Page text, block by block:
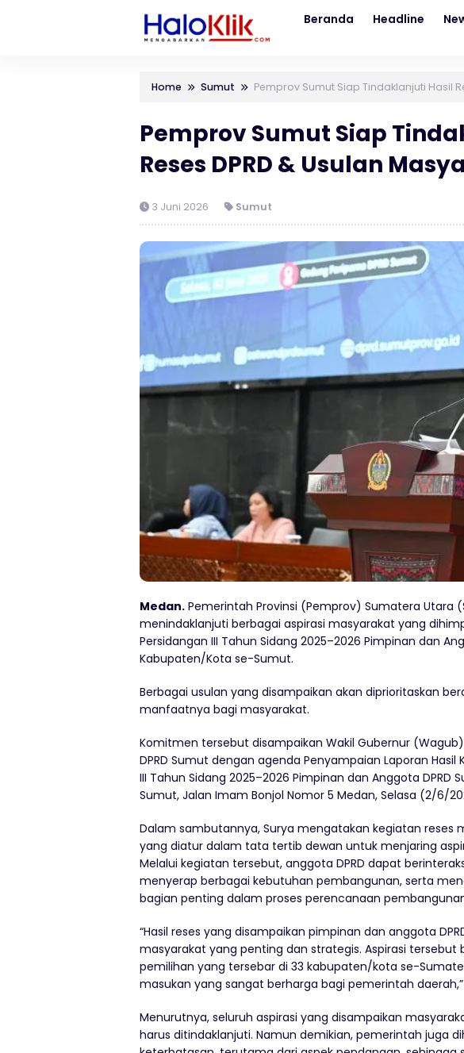
Beranda Headline
Home Sumut Pemprov Sumut Siap Tindaklanjuti Hasil
Pemprov Sumut Siap
Reses DPRD & Usulan
3 Juni 2026 Sumut
Medan. Pemerintah Provinsi (Pemprov) Sumatera Utara
menindaklanjuti berbagai aspirasi masyarakat yang
Persidangan III Tahun Sidang 2025–2026 Pimpinan dan
Kabupaten/Kota se-Sumut.
Berbagai usulan yang disampaikan akan diprioritaskan
manfaatnya bagi masyarakat.
Komitmen tersebut disampaikan Wakil Gubernur
DPRD Sumut dengan agenda Penyampaian Laporan Hasil
III Tahun Sidang 2025–2026 Pimpinan dan Anggota DPRD
Sumut, Jalan Imam Bonjol Nomor 5 Medan, Selasa (2/6/
Dalam sambutannya, Surya mengatakan kegiatan reses
yang diatur dalam tata tertib dewan untuk menjaring
Melalui kegiatan tersebut, anggota DPRD dapat
menyerap berbagai kebutuhan pembangunan, serta
bagian penting dalam proses perencanaan
“Hasil reses yang disampaikan pimpinan dan anggota
masyarakat yang penting dan strategis. Aspirasi tersebut
pemilihan yang tersebar di 33 kabupaten/kota se-
masukan yang sangat berharga bagi pemerintah daerah,”
Menurutnya, seluruh aspirasi yang disampaikan
harus ditindaklanjuti. Namun demikian, pemerintah juga